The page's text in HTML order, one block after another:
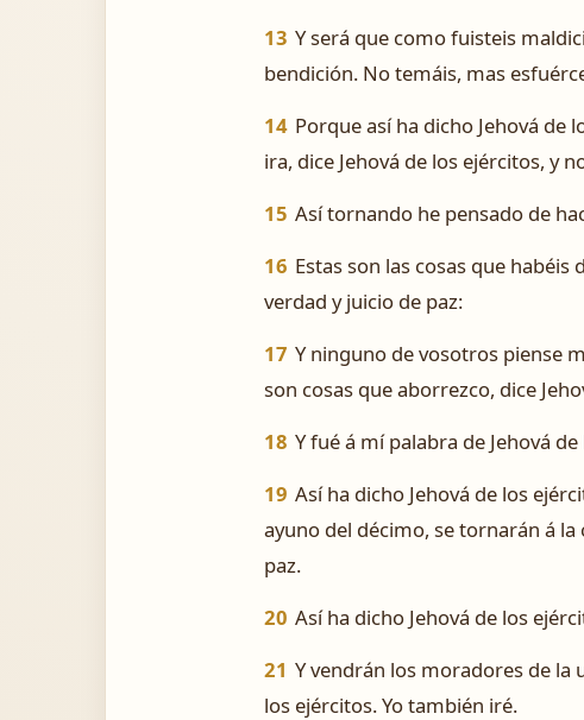
13 Y será que como fuisteis
bendición. No temáis, mas
14 Porque así ha dicho Jehová
ira, dice Jehová de los ejércitos, y
15 Así tornando he pensado de
16 Estas son las cosas que
verdad y juicio de paz:
17 Y ninguno de vosotros piense
son cosas que aborrezco, dice
18 Y fué á mí palabra de Jehová
19 Así ha dicho Jehová de los
ayuno del décimo, se tornarán á la
paz.
20 Así ha dicho Jehová de los
21 Y vendrán los moradores de la
los ejércitos. Yo también iré.